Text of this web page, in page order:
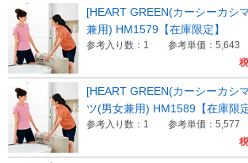
[HEART GREEN(カーシーカシ
兼用) HM1579【在庫限定】
参考入り数：1 参考単価：5,643
[HEART GREEN(カーシーカシ
ツ(男女兼用) HM1589【在庫限定
参考入り数：1 参考単価：5,577